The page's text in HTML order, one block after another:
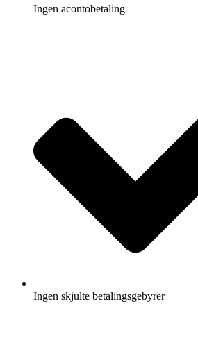
Ingen acontobetaling
Ingen skjulte betalingsgebyrer